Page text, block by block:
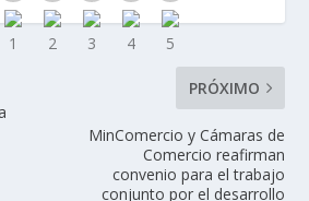
PRÓXIMO
MinComercio y Cámaras de
Comercio reafirman
convenio para el trabajo
conjunto por el desarrollo